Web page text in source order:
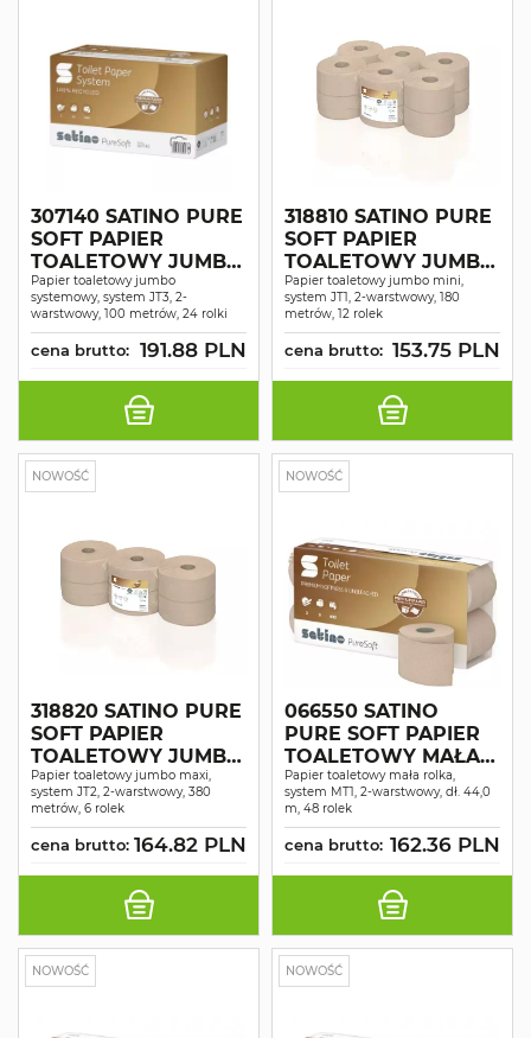
307140 SATINO PURE
SOFT PAPIER
TOALETOWY JUMBO
SYSTEMOWY 2 WAR.
DŁ. 100 M 24 ROLKI
Papier toaletowy jumbo
systemowy, system JT3, 2-
warstwowy, 100 metrów, 24 rolki
cena brutto: 191.88 PLN
318810 SATINO PURE
SOFT PAPIER
TOALETOWY JUMBO
2 WAR. DŁ. 180 M 12
ROLEK
Papier toaletowy jumbo mini,
system JT1, 2-warstwowy, 180
metrów, 12 rolek
cena brutto: 153.75 PLN
NOWOŚĆ
318820 SATINO PURE
SOFT PAPIER
TOALETOWY JUMBO
2 WAR. DŁ. 380 M 6
ROLEK
Papier toaletowy jumbo maxi,
system JT2, 2-warstwowy, 380
metrów, 6 rolek
cena brutto: 164.82 PLN
NOWOŚĆ
066550 SATINO
PURE SOFT PAPIER
TOALETOWY MAŁA
ROLKA 2 WAR. DŁ.
44 M 48 ROLEK
Papier toaletowy mała rolka,
system MT1, 2-warstwowy, dł. 44,0
m, 48 rolek
cena brutto: 162.36 PLN
NOWOŚĆ NOWOŚĆ